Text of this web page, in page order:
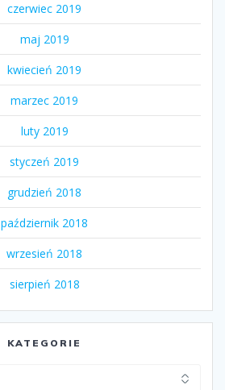
czerwiec 2019
maj 2019
kwiecień 2019
marzec 2019
luty 2019
styczeń 2019
grudzień 2018
październik 2018
wrzesień 2018
sierpień 2018
KATEGORIE